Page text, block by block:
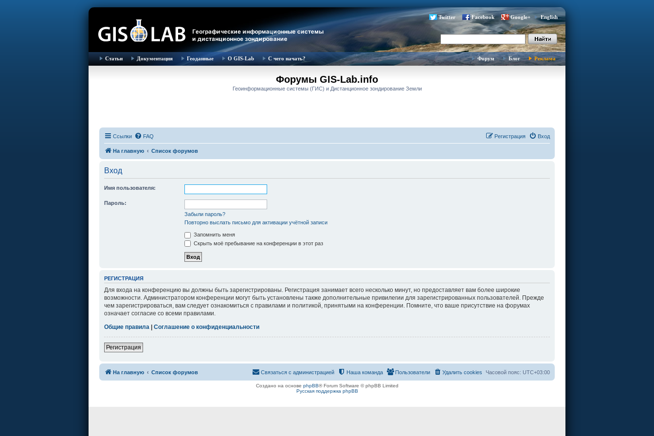
Twitter Facebook Google+ English
Статьи Документация Геоданные О GIS-Lab С чего начать? Форум Блог Реклама
Форумы GIS-Lab.info
Геоинформационные системы (ГИС) и Дистанционное зондирование Земли
Ссылки FAQ Вход
Регистрация
На главную Список форумов
Вход
Имя пользователя:
Пароль:
Забыли пароль?
Повторно выслать письмо для активации учётной записи
Запомнить меня
Скрыть моё пребывание на конференции в этот раз
РЕГИСТРАЦИЯ
Для входа на конференцию вы должны быть зарегистрированы. Регистрация занимает всего несколько минут, но предоставляет вам более широкие
возможности. Администратором конференции могут быть установлены также дополнительные привилегии для зарегистрированных пользователей. Прежде
чем зарегистрироваться, вам следует ознакомиться с правилами и политикой, принятыми на конференции. Помните, что ваше присутствие на форумах
означает согласие со всеми правилами.
Общие правила | Соглашение о конфиденциальности
Регистрация
На главную Список форумов Часовой пояс: UTC+03:00
Удалить cookies
Пользователи
Наша команда
Связаться с администрацией
Создано на основе phpBB® Forum Software © phpBB Limited
Русская поддержка phpBB